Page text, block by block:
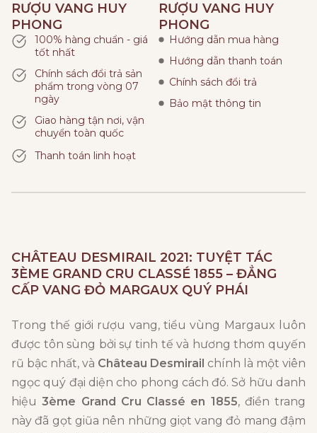
RƯỢU VANG HUY
PHONG
100% hàng chuẩn - giá
tốt nhất
Chính sách đổi trả sản
phẩm trong vòng 07
ngày
Giao hàng tận nơi, vận
chuyển toàn quốc
Thanh toán linh hoạt
RƯỢU VANG HUY
PHONG
Hướng dẫn mua hàng
Hướng dẫn thanh toán
Chính sách đổi trả
Bảo mật thông tin
CHÂTEAU DESMIRAIL 2021: TUYỆT TÁC
3ÈME GRAND CRU CLASSÉ 1855 – ĐẲNG
CẤP VANG ĐỎ MARGAUX QUÝ PHÁI
Trong thế giới rượu vang, tiểu vùng Margaux luôn
được tôn sùng bởi sự tinh tế và hương thơm quyến
rũ bậc nhất, và Château Desmirail chính là một viên
ngọc quý đại diện cho phong cách đó. Sở hữu danh
hiệu3ème Grand Cru Classé en 1855, điền trang
này đã gọt giũa nên những giọt vang đỏ mang đậm